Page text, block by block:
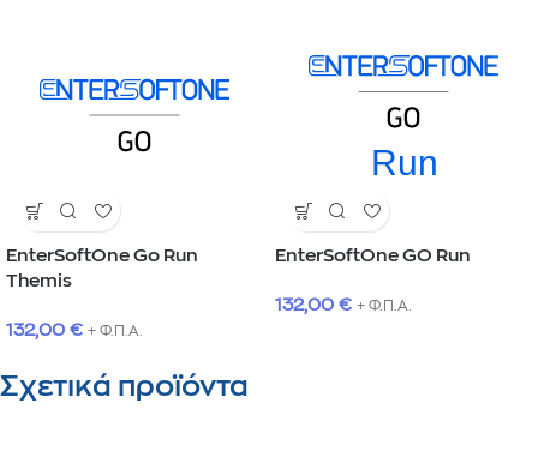
EnterSoftOne Go Run
Themis
132,00 € + Φ.Π.Α.
EnterSoftOne GO Run
132,00 € + Φ.Π.Α.
Σχετικά προϊόντα